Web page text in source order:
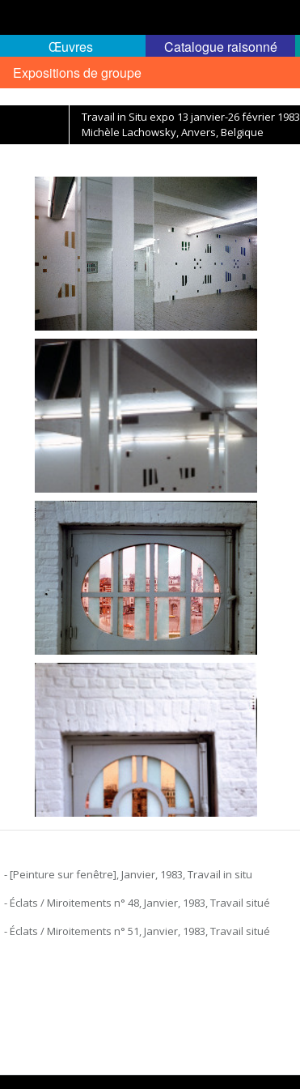
Expositions de groupe
Œuvres Catalogue raisonné
Travail in Situ expo 13 janvier-26 février 1983
Michèle Lachowsky, Anvers, Belgique
- [Peinture sur fenêtre], Janvier, 1983, Travail in situ
- Éclats / Miroitements n° 48, Janvier, 1983, Travail situé
- Éclats / Miroitements n° 51, Janvier, 1983, Travail situé